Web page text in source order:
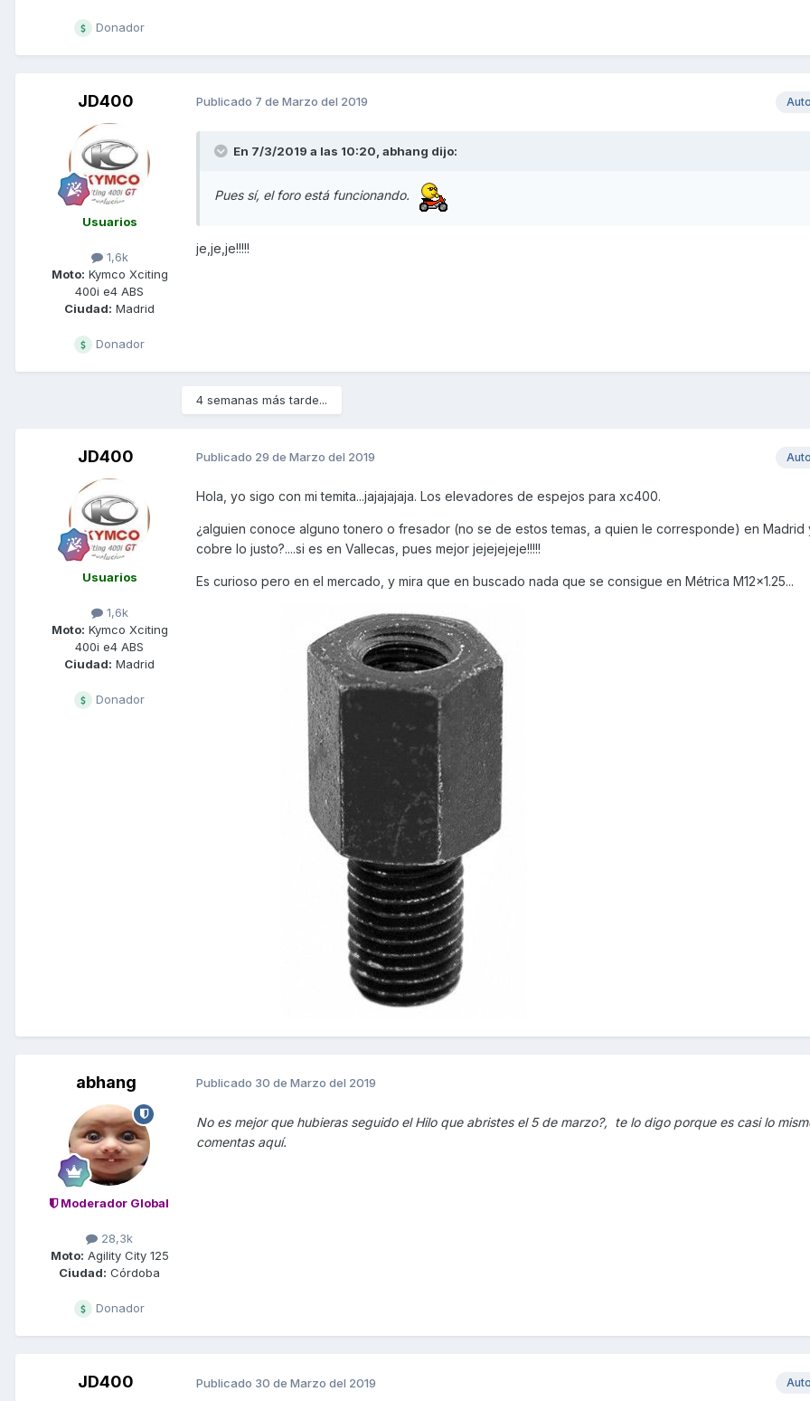
Donador
JD400
Usuarios
1,6k
Moto: Kymco Xciting
400i e4 ABS
Ciudad: Madrid
Donador
Publicado 7 de Marzo del 2019
En 7/3/2019 a las 10:20, abhang dijo:
Pues sí, el foro está funcionando.
je,je,je!!!!!
4 semanas más tarde...
JD400
Usuarios
1,6k
Moto: Kymco Xciting
400i e4 ABS
Ciudad: Madrid
Donador
Publicado 29 de Marzo del 2019
Hola, yo sigo con mi temita...jajajajaja. Los elevadores de espejos para xc400.
¿alguien conoce alguno tonero o fresador (no se de estos temas, a quien le corresponde) en Madrid
cobre lo justo?....si es en Vallecas, pues mejor jejejejeje!!!!!
Es curioso pero en el mercado, y mira que en buscado nada que se consigue en Métrica M12x1.25...
abhang
Moderador Global
28,3k
Moto: Agility City 125
Ciudad: Córdoba
Donador
Publicado 30 de Marzo del 2019
No es mejor que hubieras seguido el Hilo que abristes el 5 de marzo?, te lo digo porque es casi lo
comentas aquí.
JD400 Publicado 30 de Marzo del 2019